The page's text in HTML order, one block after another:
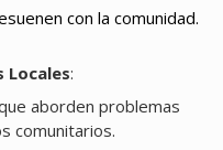
con la comunidad.
Locales:
aborden problemas
comunitarios.